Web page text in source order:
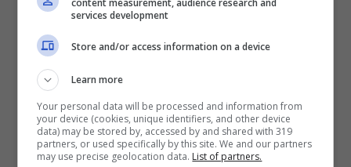
Con tutta probabilità su Rai 1
nella prossima stagione televisiva.
più Amadeus, che si è trasferito su NOVE
accettando una stimolante proposta da
services development
Store and/or access information on a device
Learn more
Your personal data will be processed and information from
your device (cookies, unique identifiers, and other device
data) may be stored by, accessed by and shared with 319
partners, or used specifically by this site. We and our partners
may use precise geolocation data. List of partners.